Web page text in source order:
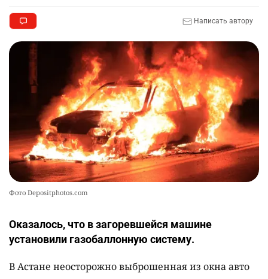
Написать автору
Фото Depositphotos.com
Оказалось, что в загоревшейся машине
установили газобаллонную систему.
В Астане неосторожно выброшенная из окна авто